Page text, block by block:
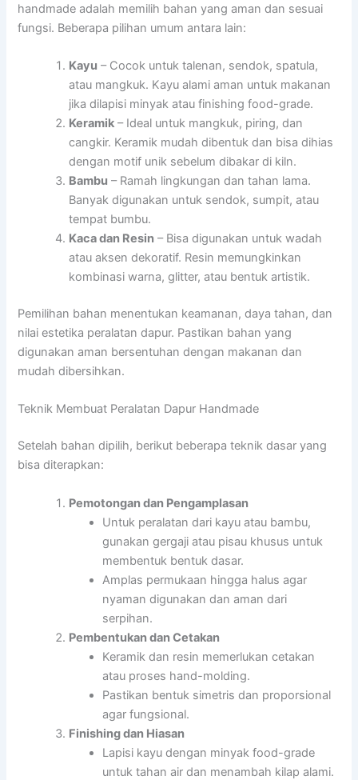
handmade adalah memilih bahan yang aman dan sesuai
fungsi. Beberapa pilihan umum antara lain:
Kayu – Cocok untuk talenan, sendok, spatula,
atau mangkuk. Kayu alami aman untuk makanan
jika dilapisi minyak atau finishing food-grade.
Keramik – Ideal untuk mangkuk, piring, dan
cangkir. Keramik mudah dibentuk dan bisa dihias
dengan motif unik sebelum dibakar di kiln.
Bambu – Ramah lingkungan dan tahan lama.
Banyak digunakan untuk sendok, sumpit, atau
tempat bumbu.
Kaca dan Resin – Bisa digunakan untuk wadah
atau aksen dekoratif. Resin memungkinkan
kombinasi warna, glitter, atau bentuk artistik.
Pemilihan bahan menentukan keamanan, daya tahan, dan
nilai estetika peralatan dapur. Pastikan bahan yang
digunakan aman bersentuhan dengan makanan dan
mudah dibersihkan.
Teknik Membuat Peralatan Dapur Handmade
Setelah bahan dipilih, berikut beberapa teknik dasar yang
bisa diterapkan:
Pemotongan dan Pengamplasan
Untuk peralatan dari kayu atau bambu,
gunakan gergaji atau pisau khusus untuk
membentuk bentuk dasar.
Amplas permukaan hingga halus agar
nyaman digunakan dan aman dari
serpihan.
Pembentukan dan Cetakan
Keramik dan resin memerlukan cetakan
atau proses hand-molding.
Pastikan bentuk simetris dan proporsional
agar fungsional.
Finishing dan Hiasan
Lapisi kayu dengan minyak food-grade
untuk tahan air dan menambah kilap alami.